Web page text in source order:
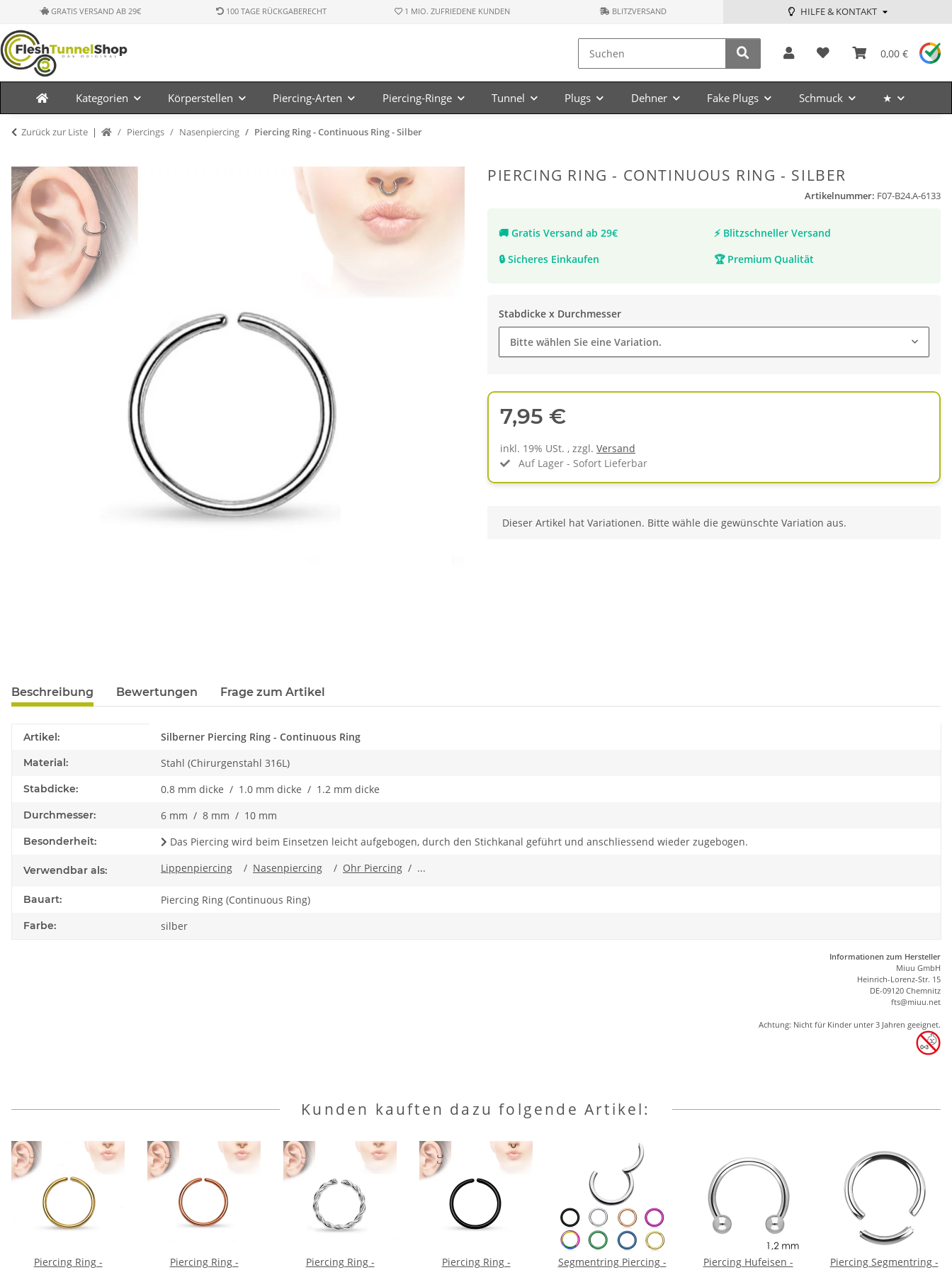
GRATIS VERSAND AB 29€ 100 TAGE RÜCKGABERECHT 1 MIO. ZUFRIEDENE KUNDEN BLITZVERSAND HILFE & KONTAKT
0,00 €
Kategorien Körperstellen Piercing-Arten Piercing-Ringe Tunnel Plugs Dehner Fake Plugs Schmuck ★
Zurück zur Liste Piercings Nasenpiercing Piercing Ring - Continuous Ring - Silber
PIERCING RING - CONTINUOUS RING - SILBER
Artikelnummer: F07-B24.A-6133
🚚 Gratis Versand ab 29€ ⚡ Blitzschneller Versand
🔒 Sicheres Einkaufen 🏆 Premium Qualität
Stabdicke x Durchmesser
Bitte wählen Sie eine Variation.
7,95 €
inkl. 19% USt. , zzgl. Versand
Auf Lager - Sofort Lieferbar
x
Dieser Artikel hat Variationen. Bitte wähle die gewünschte Variation aus.
Beschreibung Bewertungen Frage zum Artikel
Produkteigenschaft
Wert
Artikel: Silberner Piercing Ring - Continuous Ring
Material: Stahl (Chirurgenstahl 316L)
Stabdicke: 0.8 mm dicke / 1.0 mm dicke / 1.2 mm dicke
Durchmesser: 6 mm / 8 mm / 10 mm
Besonderheit: Das Piercing wird beim Einsetzen leicht aufgebogen, durch den Stichkanal geführt und anschliessend wieder zugebogen.
Verwendbar als: Lippenpiercing / Nasenpiercing / Ohr Piercing / ...
Bauart: Piercing Ring (Continuous Ring)
Farbe: silber
Informationen zum Hersteller
Miuu GmbH
Heinrich-Lorenz-Str. 15
DE-09120 Chemnitz
fts@miuu.net
Achtung: Nicht für Kinder unter 3 Jahren geeignet.
Kunden kauften dazu folgende Artikel:
Piercing Ring -
Piercing Ring -
Piercing Ring -
Piercing Ring -
Segmentring Piercing -
Piercing Hufeisen -
Piercing Segmentring -